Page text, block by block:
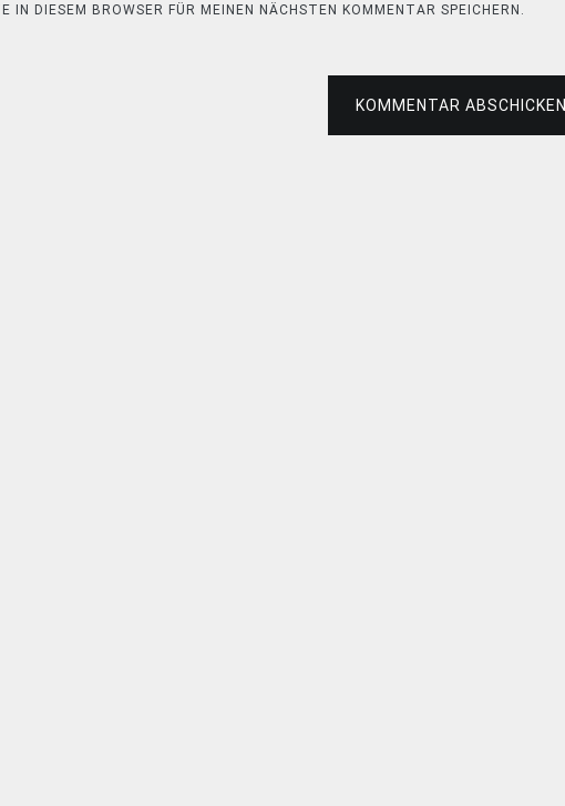
IN DIESEM BROWSER FÜR MEINEN NÄCHSTEN KOMMENTAR SPEICHERN.
KOMMENTAR ABSCHICKEN